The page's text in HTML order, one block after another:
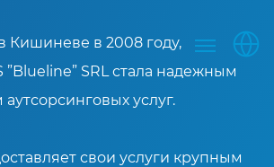
Кишиневе в 2008 году,
”Blueline” SRL стала надежным
услуг.
свои услуги крупным